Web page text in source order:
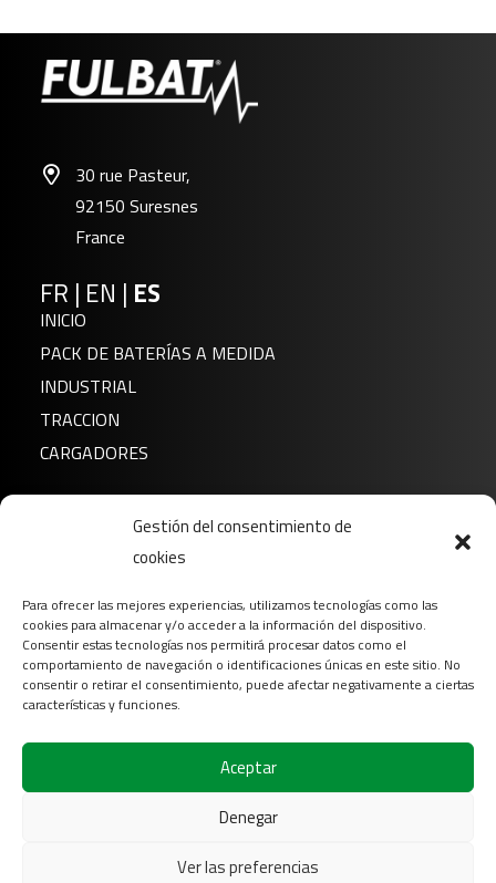
Gestión del consentimiento de
cookies
Para ofrecer las mejores experiencias, utilizamos tecnologías como las
cookies para almacenar y/o acceder a la información del dispositivo.
Consentir estas tecnologías nos permitirá procesar datos como el
comportamiento de navegación o identificaciones únicas en este sitio. No
consentir o retirar el consentimiento, puede afectar negativamente a ciertas
características y funciones.
Aceptar
Denegar
Ver las preferencias
30 rue Pasteur,
92150 Suresnes
France
FR | EN | ES
INICIO
PACK DE BATERÍAS A MEDIDA
INDUSTRIAL
TRACCION
CARGADORES
Descargar
Contacto
Login
Síganos en